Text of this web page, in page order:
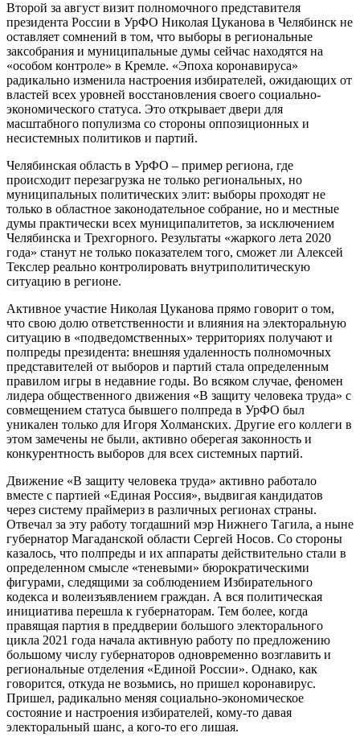
Второй за август визит полномочного представителя
президента России в УрФО Николая Цуканова в Челябинск не
оставляет сомнений в том, что выборы в региональные
заксобрания и муниципальные думы сейчас находятся на
«особом контроле» в Кремле. «Эпоха коронавируса»
радикально изменила настроения избирателей, ожидающих от
властей всех уровней восстановления своего социально-
экономического статуса. Это открывает двери для
масштабного популизма со стороны оппозиционных и
несистемных политиков и партий.
Челябинская область в УрФО – пример региона, где
происходит перезагрузка не только региональных, но
муниципальных политических элит: выборы проходят не
только в областное законодательное собрание, но и местные
думы практически всех муниципалитетов, за исключением
Челябинска и Трехгорного. Результаты «жаркого лета 2020
года» станут не только показателем того, сможет ли Алексей
Текслер реально контролировать внутриполитическую
ситуацию в регионе.
Активное участие Николая Цуканова прямо говорит о том,
что свою долю ответственности и влияния на электоральную
ситуацию в «подведомственных» территориях получают и
полпреды президента: внешняя удаленность полномочных
представителей от выборов и партий стала определенным
правилом игры в недавние годы. Во всяком случае, феномен
лидера общественного движения «В защиту человека труда» с
совмещением статуса бывшего полпреда в УрФО был
уникален только для Игоря Холманских. Другие его коллеги в
этом замечены не были, активно оберегая законность и
конкурентность выборов для всех системных партий.
Движение «В защиту человека труда» активно работало
вместе с партией «Единая Россия», выдвигая кандидатов
через систему праймериз в различных регионах страны.
Отвечал за эту работу тогдашний мэр Нижнего Тагила, а ныне
губернатор Магаданской области Сергей Носов. Со стороны
казалось, что полпреды и их аппараты действительно стали в
определенном смысле «теневыми» бюрократическими
фигурами, следящими за соблюдением Избирательного
кодекса и волеизъявлением граждан. А вся политическая
инициатива перешла к губернаторам. Тем более, когда
правящая партия в преддверии большого электорального
цикла 2021 года начала активную работу по предложению
большому числу губернаторов одновременно возглавить и
региональные отделения «Единой России». Однако, как
говорится, откуда не возьмись, но пришел коронавирус.
Пришел, радикально меняя социально-экономическое
состояние и настроения избирателей, кому-то давая
электоральный шанс, а кого-то его лишая.